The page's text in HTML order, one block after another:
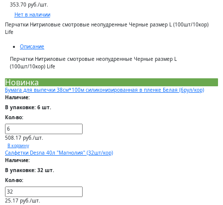
353.70 руб./шт.
Нет в наличии
Перчатки Нитриловые смотровые неопудренные Черные размер L (100шт/10кор)
Life
Описание
Перчатки Нитриловые смотровые неопудренные Черные размер L
(100шт/10кор) Life
Новинка
Бумага для выпечки 38см*100м силиконизированная в пленке Белая (6рул/кор)
Наличие:
В упаковке: 6 шт.
Кол-во:
508.17 руб./шт.
В корзину
Салфетки Desna 40л "Магнолия" (32шт/кор)
Наличие:
В упаковке: 32 шт.
Кол-во:
25.17 руб./шт.